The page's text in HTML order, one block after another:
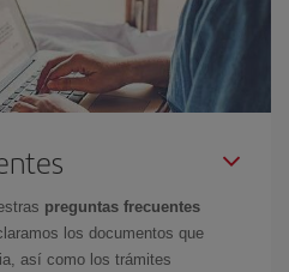
preguntas frecuentes
los documentos que
así como los trámites